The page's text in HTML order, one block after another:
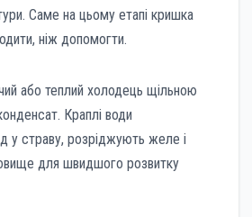
Саме на цьому етапі кришка
ніж допомогти.
або теплий холодець щільною
Краплі води
у страву, розріджують желе і
для швидшого розвитку